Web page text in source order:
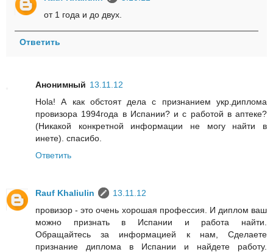
от 1 года и до двух.
Ответить
Анонимный 13.11.12
Hola! А как обстоят дела с признанием укр.диплома
провизора 1994года в Испании? и с работой в аптеке?
(Никакой конкретной информации не могу найти в
инете). спасибо.
Ответить
Rauf Khaliulin
13.11.12
провизор - это очень хорошая профессия. И диплом ваш
можно признать в Испании и работа найти.
Обращайтесь за информацией к нам, Сделаете
признание диплома в Испании и найдете работу.